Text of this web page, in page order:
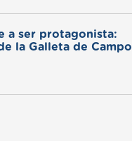
a ser protagonista:
la Galleta de Campo